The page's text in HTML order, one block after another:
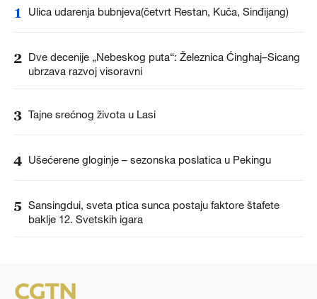
1 Ulica udarenja bubnjeva(četvrt Restan, Kuča, Sinđijang)
2 Dve decenije „Nebeskog puta“: Železnica Ćinghaj–Sicang
ubrzava razvoj visoravni
3 Tajne srećnog života u Lasi
4 Ušećerene gloginje – sezonska poslatica u Pekingu
5 Sansingdui, sveta ptica sunca postaju faktore štafete
baklje 12. Svetskih igara